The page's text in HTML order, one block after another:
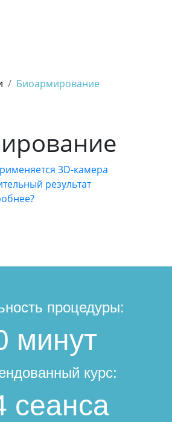
Биоармирование
3D-камера
результат
процедуры:
минут
курс:
сеанса